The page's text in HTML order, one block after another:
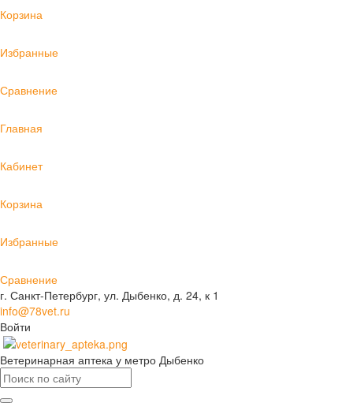
Корзина
Избранные
Сравнение
Главная
Кабинет
Корзина
Избранные
Сравнение
г. Санкт-Петербург, ул. Дыбенко, д. 24, к 1
info@78vet.ru
Войти
Ветеринарная аптека у метро Дыбенко